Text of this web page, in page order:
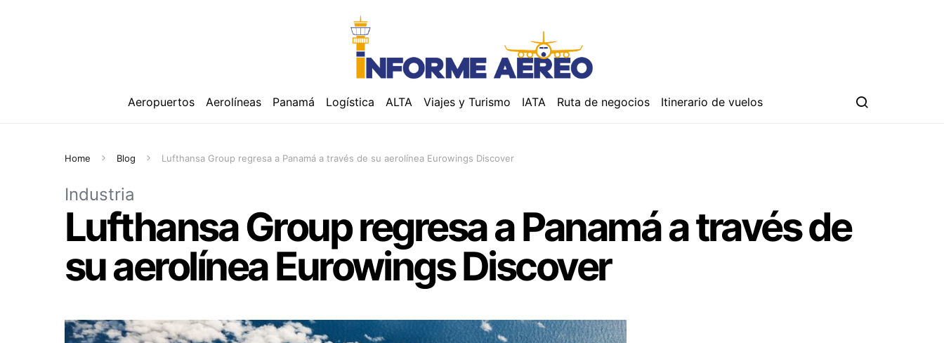
Aeropuertos Aerolíneas Panamá Logística ALTA Viajes y Turismo IATA Ruta de negocios Itinerario de vuelos
Home Blog Lufthansa Group regresa a Panamá a través de su aerolínea Eurowings Discover
Industria
Lufthansa Group regresa a Panamá a través de
su aerolínea Eurowings Discover